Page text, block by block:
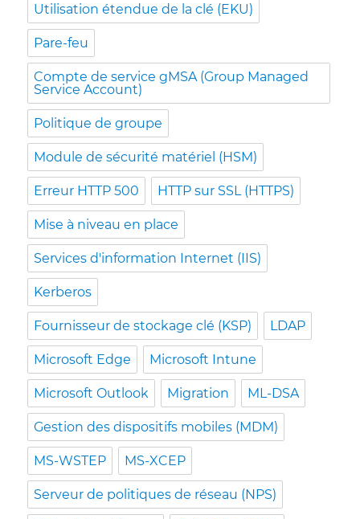
Utilisation étendue de la clé (EKU)
Pare-feu
Compte de service gMSA (Group Managed
Service Account)
Politique de groupe
Module de sécurité matériel (HSM)
Erreur HTTP 500 HTTP sur SSL (HTTPS)
Mise à niveau en place
Services d'information Internet (IIS)
Kerberos
Fournisseur de stockage clé (KSP) LDAP
Microsoft Edge Microsoft Intune
Microsoft Outlook Migration ML-DSA
Gestion des dispositifs mobiles (MDM)
MS-WSTEP MS-XCEP
Serveur de politiques de réseau (NPS)